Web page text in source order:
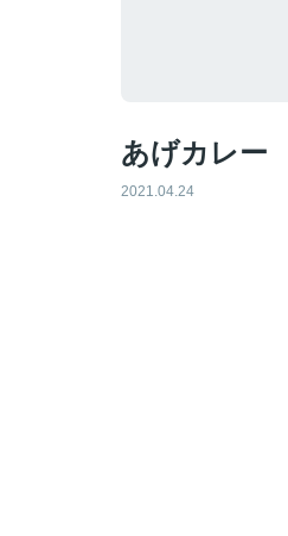
あげカレー
2021.04.24